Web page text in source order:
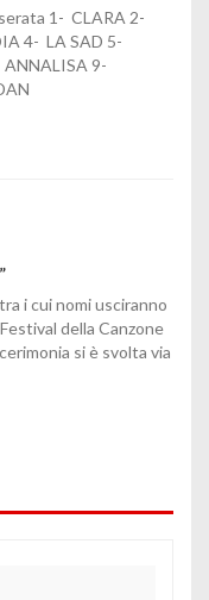
1- CLARA 2-
4- LA SAD 5-
9-
i cui nomi usciranno
della Canzone
si è svolta via